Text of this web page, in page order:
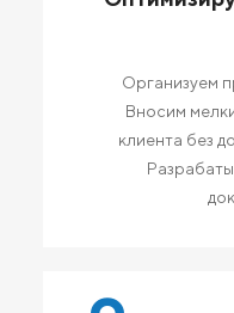
Организуем
Вносим
клиента без